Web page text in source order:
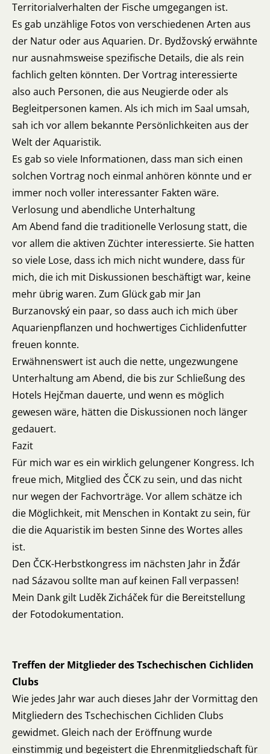
Territorialverhalten der Fische umgegangen ist.
Es gab unzählige Fotos von verschiedenen Arten aus
der Natur oder aus Aquarien. Dr. Bydžovský erwähnte
nur ausnahmsweise spezifische Details, die als rein
fachlich gelten könnten. Der Vortrag interessierte
also auch Personen, die aus Neugierde oder als
Begleitpersonen kamen. Als ich mich im Saal umsah,
sah ich vor allem bekannte Persönlichkeiten aus der
Welt der Aquaristik.
Es gab so viele Informationen, dass man sich einen
solchen Vortrag noch einmal anhören könnte und er
immer noch voller interessanter Fakten wäre.
Verlosung und abendliche Unterhaltung
Am Abend fand die traditionelle Verlosung statt, die
vor allem die aktiven Züchter interessierte. Sie hatten
so viele Lose, dass ich mich nicht wundere, dass für
mich, die ich mit Diskussionen beschäftigt war, keine
mehr übrig waren. Zum Glück gab mir Jan
Burzanovský ein paar, so dass auch ich mich über
Aquarienpflanzen und hochwertiges Cichlidenfutter
freuen konnte.
Erwähnenswert ist auch die nette, ungezwungene
Unterhaltung am Abend, die bis zur Schließung des
Hotels Hejčman dauerte, und wenn es möglich
gewesen wäre, hätten die Diskussionen noch länger
gedauert.
Fazit
Für mich war es ein wirklich gelungener Kongress. Ich
freue mich, Mitglied des ČCK zu sein, und das nicht
nur wegen der Fachvorträge. Vor allem schätze ich
die Möglichkeit, mit Menschen in Kontakt zu sein, für
die die Aquaristik im besten Sinne des Wortes alles
ist.
Den ČCK-Herbstkongress im nächsten Jahr in Žďár
nad Sázavou sollte man auf keinen Fall verpassen!
Mein Dank gilt Luděk Zicháček für die Bereitstellung
der Fotodokumentation.
Treffen der Mitglieder des Tschechischen Cichliden
Clubs
Wie jedes Jahr war auch dieses Jahr der Vormittag den
Mitgliedern des Tschechischen Cichliden Clubs
gewidmet. Gleich nach der Eröffnung wurde
einstimmig und begeistert die Ehrenmitgliedschaft für